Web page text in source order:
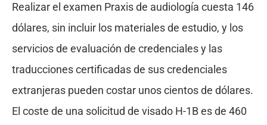
Realizar el examen Praxis de audiología cuesta 146
dólares, sin incluir los materiales de estudio, y los
servicios de evaluación de credenciales y las
traducciones certificadas de sus credenciales
extranjeras pueden costar unos cientos de dólares.
El coste de una solicitud de visado H-1B es de 460